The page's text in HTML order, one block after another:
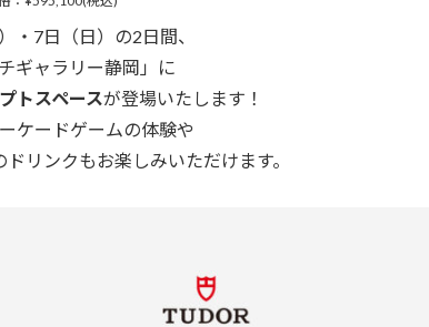
・7日（日）の2日間、
ギャラリー静岡」に
トスペースが登場いたします！
ケードゲームの体験や
リンクもお楽しみいただけます。